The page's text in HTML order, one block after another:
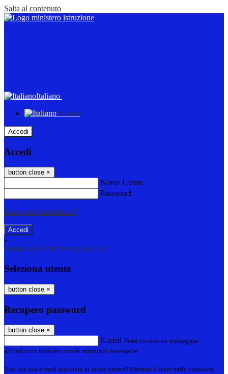
Salta al contenuto
Italiano
Italiano
Accedi
Accedi
button close ×
Nome Utente
Password
Password dimenticata?
-
Entra con SPID Entra con CIE
Seleziona utente
button close ×
Recupero password
button close ×
E-mail Verrà inviato un messaggio
all'indirizzo indicato con le istruzioni necessarie.
Non hai una e-mail associata al nome utente? Effettua il reset della password